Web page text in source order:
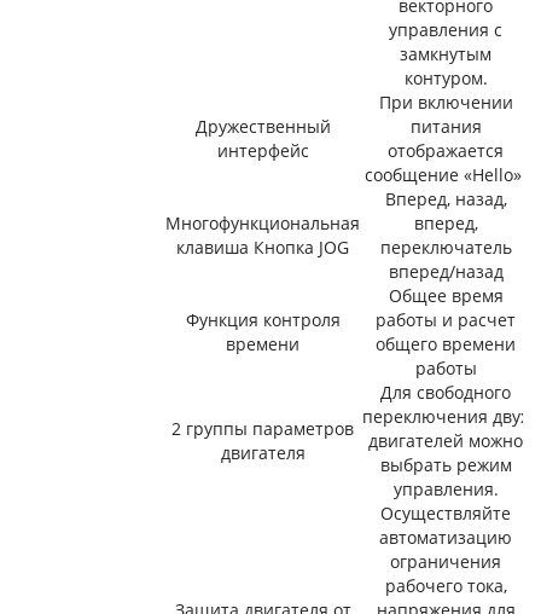
векторного
управления с
замкнутым
контуром.
Дружественный
интерфейс
При включении
питания
отображается
сообщение «Hello».
Многофункциональная
клавиша Кнопка JOG
Вперед, назад,
вперед,
переключатель
вперед/назад
Функция контроля
времени
Общее время
работы и расчет
общего времени
работы
2 группы параметров
двигателя
Для свободного
переключения двух
двигателей можно
выбрать режим
управления.
Защита двигателя от
Осуществляйте
автоматизацию
ограничения
рабочего тока,
напряжения для